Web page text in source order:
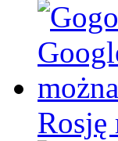
Rosję